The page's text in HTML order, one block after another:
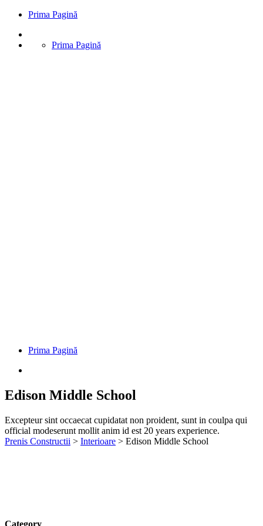
Prima Pagină
Prima Pagină
Prima Pagină
Edison Middle School
Excepteur sint occaecat cupidatat non proident, sunt in coulpa qui
official modeserunt mollit anim id est 20 years experience.
Prenis Constructii > Interioare > Edison Middle School
Category